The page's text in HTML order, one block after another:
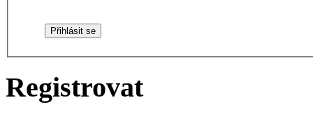
Registrovat